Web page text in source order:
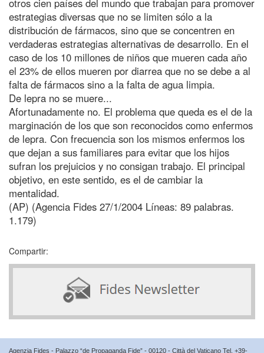
estrategias diversas que no se limiten sólo a la
distribución de fármacos, sino que se concentren en
verdaderas estrategias alternativas de desarrollo. En el
caso de los 10 millones de niños que mueren cada año
el 23% de ellos mueren por diarrea que no se debe a al
falta de fármacos sino a la falta de agua limpia.
De lepra no se muere...
Afortunadamente no. El problema que queda es el de la
marginación de los que son reconocidos como enfermos
de lepra. Con frecuencia son los mismos enfermos los
que dejan a sus familiares para evitar que los hijos
sufran los prejuicios y no consigan trabajo. El principal
objetivo, en este sentido, es el de cambiar la
mentalidad.
(AP) (Agencia Fides 27/1/2004 Líneas: 89 palabras.
1.179)
Compartir:
Agenzia Fides - Palazzo “de Propaganda Fide” - 00120 - Città del Vaticano Tel. +39-